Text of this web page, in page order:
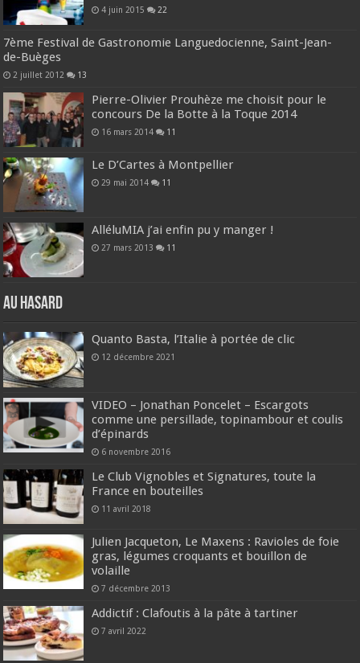
4 juin 2015 22
7ème Festival de Gastronomie Languedocienne, Saint-Jean-
de-Buèges
2 juillet 2012 13
Pierre-Olivier Prouhèze me choisit pour le
concours De la Botte à la Toque 2014
16 mars 2014 11
Le D’Cartes à Montpellier
29 mai 2014 11
AlléluMIA j’ai enfin pu y manger !
27 mars 2013 11
Au hasard
Quanto Basta, l’Italie à portée de clic
12 décembre 2021
VIDEO – Jonathan Poncelet – Escargots
comme une persillade, topinambour et coulis
d’épinards
6 novembre 2016
Le Club Vignobles et Signatures, toute la
France en bouteilles
11 avril 2018
Julien Jacqueton, Le Maxens : Ravioles de foie
gras, légumes croquants et bouillon de
volaille
7 décembre 2013
Addictif : Clafoutis à la pâte à tartiner
7 avril 2022